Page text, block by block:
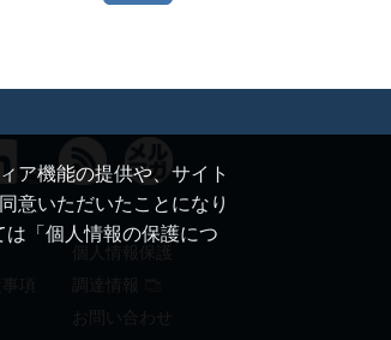
ア機能の提供や、サイト
意いただいたことになり
「個人情報の保護につ